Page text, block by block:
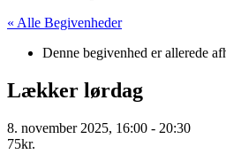
« Alle Begivenheder
Denne begivenhed er allerede
Lækker lørdag
8. november 2025, 16:00 - 20:30
75kr.